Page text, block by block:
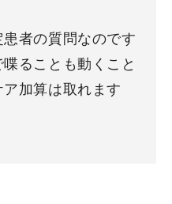
者の質問なのです
ることも動くこと
加算は取れます